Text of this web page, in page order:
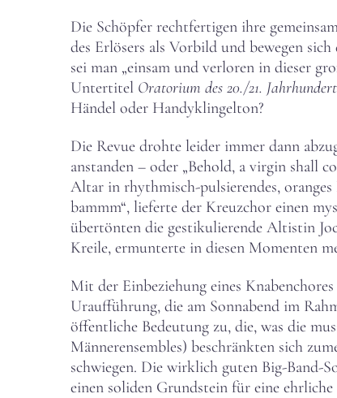
Die Schöpfer rechtfertigen ihre
des Erlösers als Vorbild und bewegen
sei man „einsam und verloren in dieser
Untertitel Oratorium des 20./21.
Händel oder Handyklingelton?
Die Revue drohte leider immer dann
anstanden – oder „Behold, a virgin shall
Altar in rhythmisch-pulsierendes,
bammm“, lieferte der Kreuzchor einen
übertönten die gestikulierende Altistin
Kreile, ermunterte in diesen Momenten
Mit der Einbeziehung eines
Uraufführung, die am Sonnabend im
öffentliche Bedeutung zu, die, was die
Männerensembles) beschränkten sich
schwiegen. Die wirklich guten Big-Band-
einen soliden Grundstein für eine ehrliche